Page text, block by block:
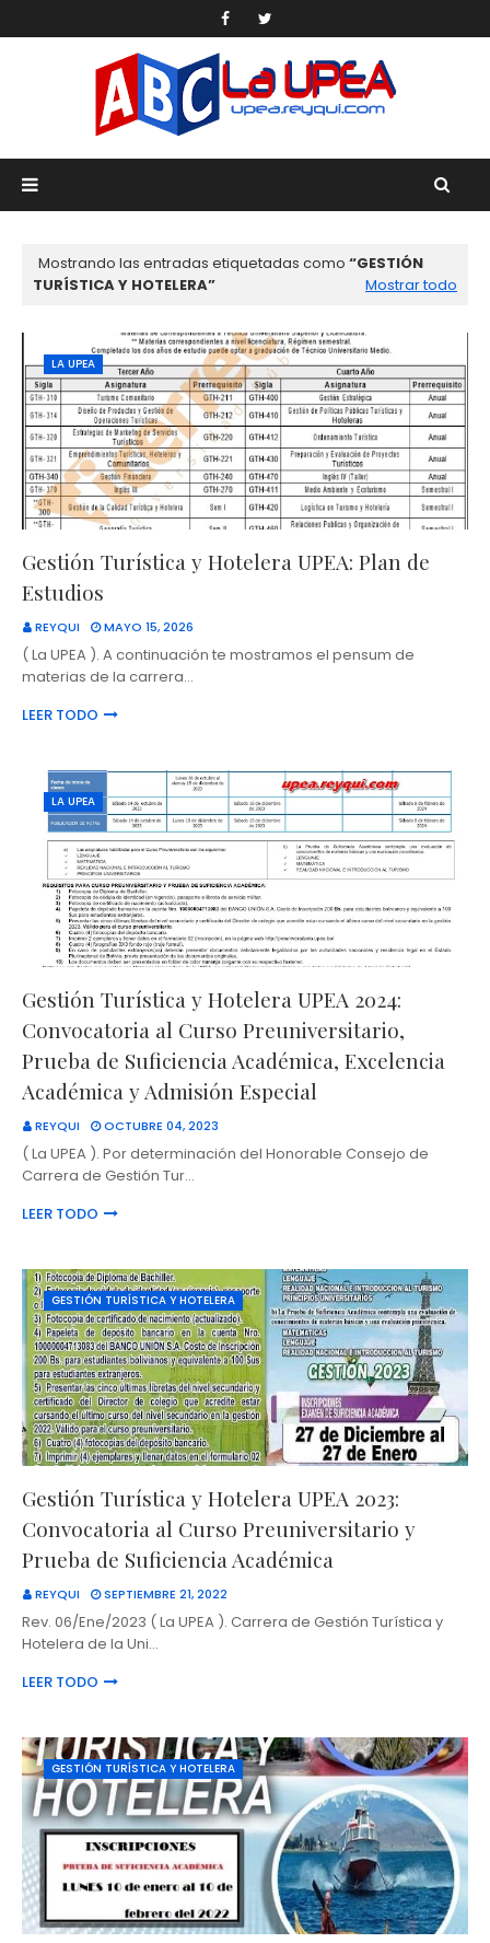
Mostrando las entradas etiquetadas como
GESTIÓN
TURÍSTICA Y HOTELERA
Mostrar todo
LA UPEA
Gestión Turística y Hotelera UPEA: Plan de
Estudios
REYQUI MAYO 15, 2026
( La UPEA ). A continuación te mostramos el pensum de
materias de la carrera…
LEER TODO
LA UPEA
Gestión Turística y Hotelera UPEA 2024:
Convocatoria al Curso Preuniversitario,
Prueba de Suficiencia Académica, Excelencia
Académica y Admisión Especial
REYQUI OCTUBRE 04, 2023
( La UPEA ). Por determinación del Honorable Consejo de
Carrera de Gestión Tur…
LEER TODO
GESTIÓN TURÍSTICA Y HOTELERA
Gestión Turística y Hotelera UPEA 2023:
Convocatoria al Curso Preuniversitario y
Prueba de Suficiencia Académica
REYQUI SEPTIEMBRE 21, 2022
Rev. 06/Ene/2023 ( La UPEA ). Carrera de Gestión Turística y
Hotelera de la Uni…
LEER TODO
GESTIÓN TURÍSTICA Y HOTELERA